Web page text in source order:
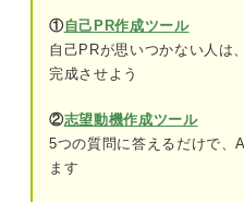
①自己PR作成ツール
自己PRが思いつかない人は
完成させよう
②志望動機作成ツール
5つの質問に答えるだけで、
ます